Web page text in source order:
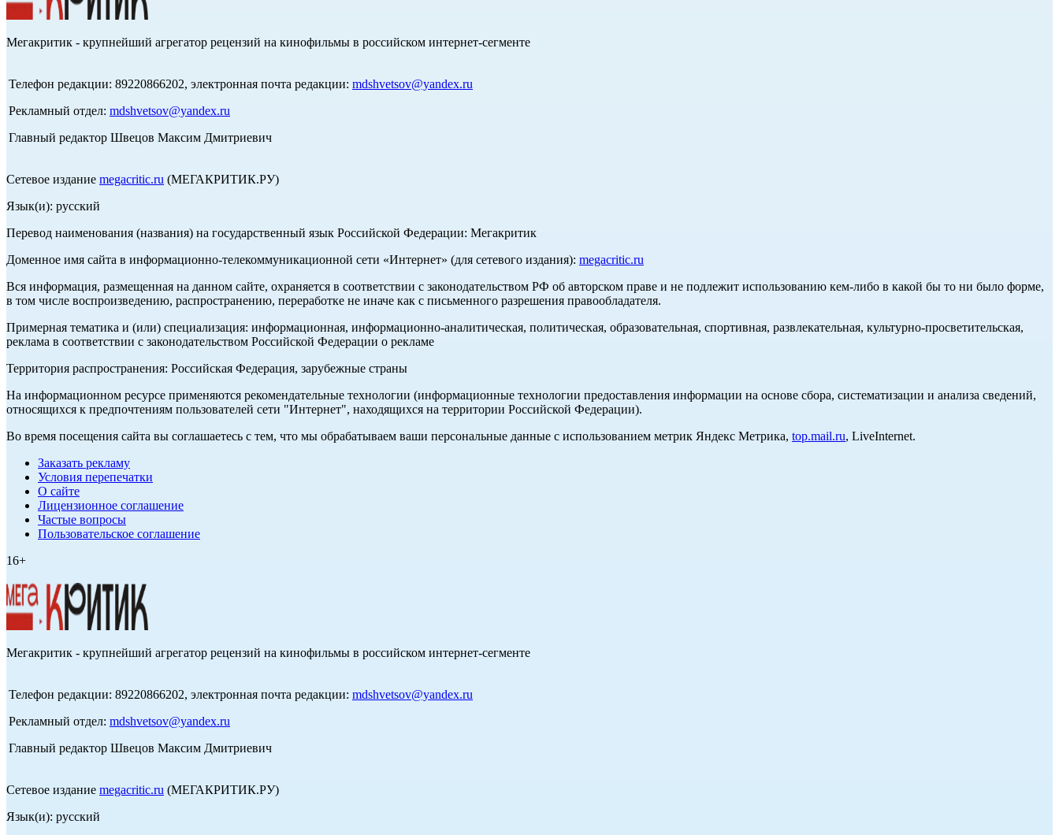
Мегакритик - крупнейший агрегатор рецензий на кинофильмы в российском интернет-сегменте
Телефон редакции: 89220866202, электронная почта редакции: mdshvetsov@yandex.ru
Рекламный отдел: mdshvetsov@yandex.ru
Главный редактор Швецов Максим Дмитриевич
Сетевое издание megacritic.ru (МЕГАКРИТИК.РУ)
Язык(и): русский
Перевод наименования (названия) на государственный язык Российской Федерации: Мегакритик
Доменное имя сайта в информационно-телекоммуникационной сети «Интернет» (для сетевого издания): megacritic.ru
Вся информация, размещенная на данном сайте, охраняется в соответствии с законодательством РФ об авторском праве и не подлежит использованию кем-либо в какой бы то ни было форме,
в том числе воспроизведению, распространению, переработке не иначе как с письменного разрешения правообладателя.
Примерная тематика и (или) специализация: информационная, информационно-аналитическая, политическая, образовательная, спортивная, развлекательная, культурно-просветительская,
реклама в соответствии с законодательством Российской Федерации о рекламе
Территория распространения: Российская Федерация, зарубежные страны
На информационном ресурсе применяются рекомендательные технологии (информационные технологии предоставления информации на основе сбора, систематизации и анализа сведений,
относящихся к предпочтениям пользователей сети "Интернет", находящихся на территории Российской Федерации).
Во время посещения сайта вы соглашаетесь с тем, что мы обрабатываем ваши персональные данные с использованием метрик Яндекс Метрика, top.mail.ru, LiveInternet.
Заказать рекламу
Условия перепечатки
О сайте
Лицензионное соглашение
Частые вопросы
Пользовательское соглашение
16+
Мегакритик - крупнейший агрегатор рецензий на кинофильмы в российском интернет-сегменте
Телефон редакции: 89220866202, электронная почта редакции: mdshvetsov@yandex.ru
Рекламный отдел: mdshvetsov@yandex.ru
Главный редактор Швецов Максим Дмитриевич
Сетевое издание megacritic.ru (МЕГАКРИТИК.РУ)
Язык(и): русский